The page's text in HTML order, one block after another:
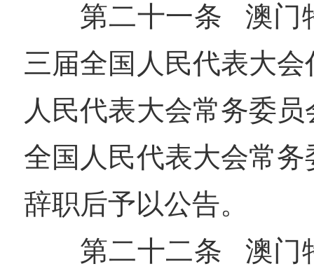
第二十一条 澳门
三届全国人民代表大
人民代表大会常务委
全国人民代表大会常
辞职后予以公告。
第二十二条 澳门